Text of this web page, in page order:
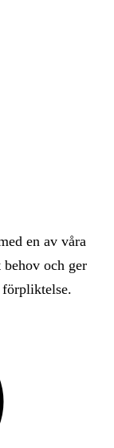
en av våra
och ger